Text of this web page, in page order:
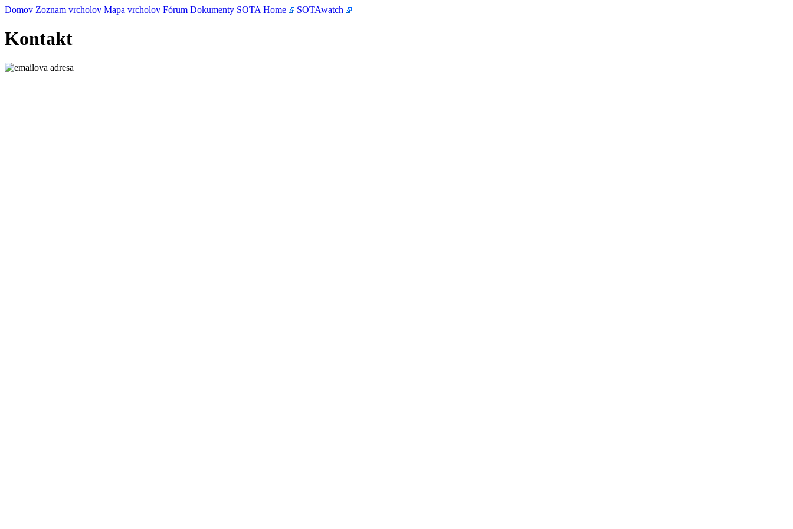
Domov Zoznam vrcholov Mapa vrcholov Fórum Dokumenty SOTA Home SOTAwatch
Kontakt